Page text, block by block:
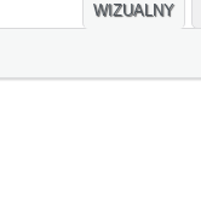
WIZUALNY